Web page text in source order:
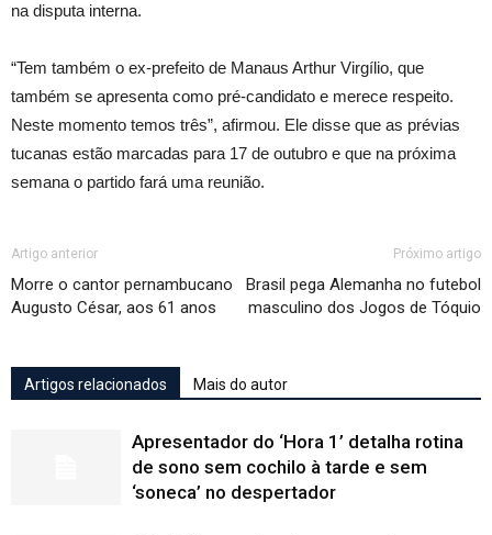
na disputa interna.
“Tem também o ex-prefeito de Manaus Arthur Virgílio, que
também se apresenta como pré-candidato e merece respeito.
Neste momento temos três”, afirmou. Ele disse que as prévias
tucanas estão marcadas para 17 de outubro e que na próxima
semana o partido fará uma reunião.
Artigo anterior
Morre o cantor pernambucano
Augusto César, aos 61 anos
Próximo artigo
Brasil pega Alemanha no futebol
masculino dos Jogos de Tóquio
Artigos relacionados Mais do autor
Apresentador do ‘Hora 1’ detalha rotina
de sono sem cochilo à tarde e sem
‘soneca’ no despertador